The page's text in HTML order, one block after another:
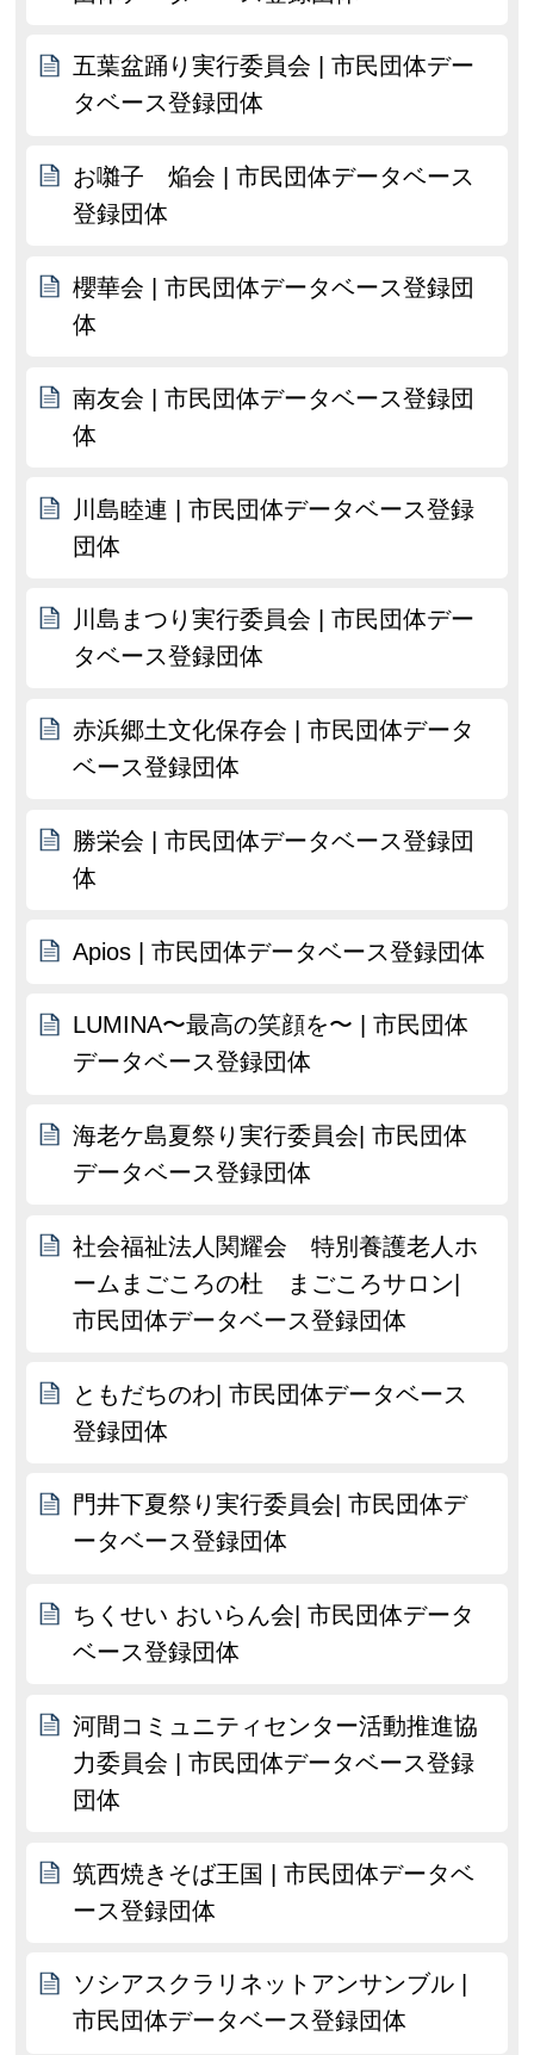
五葉盆踊り実行委員会 | 市民団体デー
タベース登録団体
お囃子 焔会 | 市民団体データベース
登録団体
櫻華会 | 市民団体データベース登録団
体
南友会 | 市民団体データベース登録団
体
川島睦連 | 市民団体データベース登録
団体
川島まつり実行委員会 | 市民団体デー
タベース登録団体
赤浜郷土文化保存会 | 市民団体データ
ベース登録団体
勝栄会 | 市民団体データベース登録団
体
Apios | 市民団体データベース登録団体
LUMINA〜最高の笑顔を〜 | 市民団体
データベース登録団体
海老ケ島夏祭り実行委員会| 市民団体
データベース登録団体
社会福祉法人関耀会 特別養護老人ホ
ームまごころの杜 まごころサロン|
市民団体データベース登録団体
ともだちのわ| 市民団体データベース
登録団体
門井下夏祭り実行委員会| 市民団体デ
ータベース登録団体
ちくせい おいらん会| 市民団体データ
ベース登録団体
河間コミュニティセンター活動推進協
力委員会 | 市民団体データベース登録
団体
筑西焼きそば王国 | 市民団体データベ
ース登録団体
ソシアスクラリネットアンサンブル |
市民団体データベース登録団体